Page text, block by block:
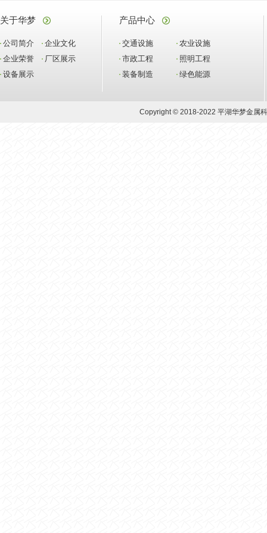
关于华梦
公司简介
企业文化
企业荣誉
厂区展示
设备展示
产品中心
交通设施
农业设施
市政工程
照明工程
装备制造
绿色能源
Copyright © 2018-2022 平湖华梦金属